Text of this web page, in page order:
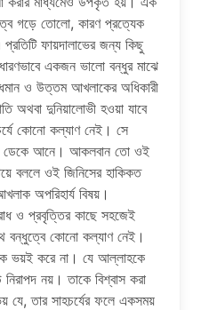
গড়ে তোলো, কারণ প্রত্যেক
ফায়দালাভের জন্য কিছু
একজন ভালো বন্ধুর মাঝে
ও উত্তম আখলাকের অধিকারী
অথবা দুনিয়ালোভী হওয়া যাবে
কোনো কল্যাণ নেই। সে
ডেকে আনে। আকলবান তো ওই
বললে ওই জিনিসের হাকিকত
অপরিহার্য বিষয়।
ও প্রবৃত্তির কাছে সহজেই
বন্ধুত্বে কোনো কল্যাণ নেই।
ভয়ই করে না। যে আল্লাহকে
নয়। তাকে বিশ্বাস করা
যে, তার সাহচর্যের ফলে একসময়